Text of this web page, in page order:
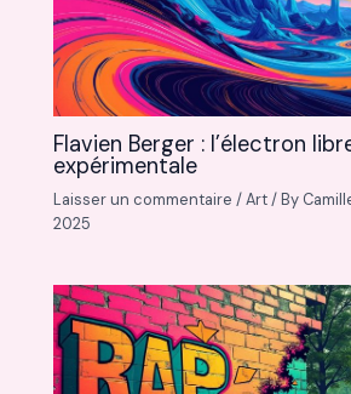
Flavien Berger : l’électron
expérimentale
Laisser un commentaire /Art/ By
2025